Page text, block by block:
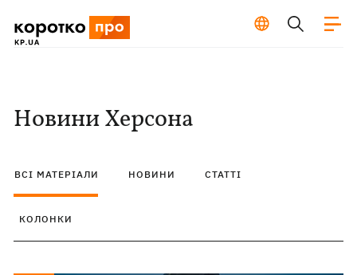
Новини Херсона
ВСІ МАТЕРІАЛИ НОВИНИ СТАТТІ
КОЛОНКИ